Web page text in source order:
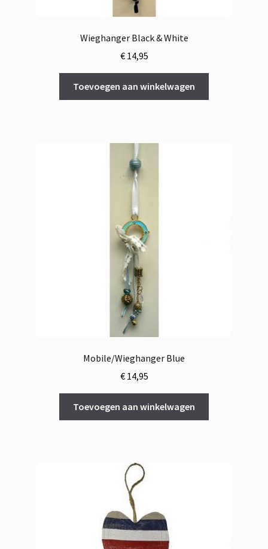
Wieghanger Black & White
€14,95
Toevoegen aan winkelwagen
Mobile/Wieghanger Blue
€14,95
Toevoegen aan winkelwagen